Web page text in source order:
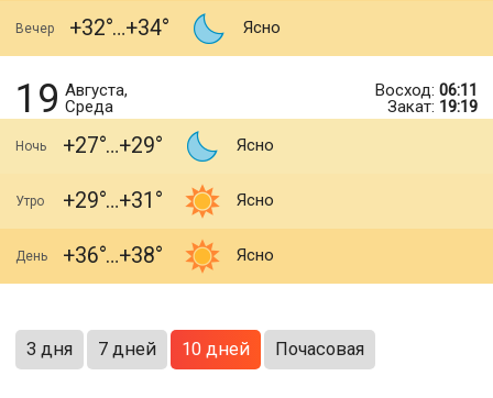
Вечер +32 +34 Ясно
19 Августа,
Среда
Восход: 06:11
Закат: 19:19
Ночь +27 +29 Ясно
Утро +29 +31 Ясно
День +36 +38 Ясно
3 дня 7 дней 10 дней Почасовая